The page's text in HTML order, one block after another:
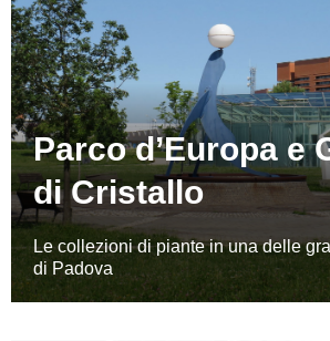
Parco d’Europa e
di Cristallo
Le collezioni di piante in una delle
di Padova